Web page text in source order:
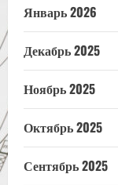
Январь 2026
Декабрь 2025
Ноябрь 2025
Октябрь 2025
Сентябрь 2025